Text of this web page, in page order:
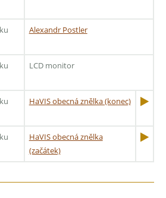
Alexandr Postler
LCD monitor
HaVIS obecná znělka (konec)
HaVIS obecná znělka
(začátek)